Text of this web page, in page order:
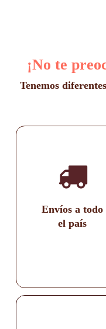
página
de
producto
¡No te
Tenemos
Envíos a todo
el país